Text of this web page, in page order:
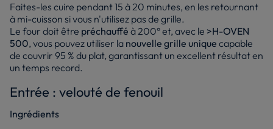
Faites-les cuire pendant 15 à 20 minutes, en les retournant
à mi-cuisson si vous n'utilisez pas de grille.
Le four doit être préchauffé à 200° et, avec le >H-OVEN
500, vous pouvez utiliser la nouvelle grille unique capable
de couvrir 95 % du plat, garantissant un excellent résultat en
un temps record.
Entrée : velouté de fenouil
Ingrédients